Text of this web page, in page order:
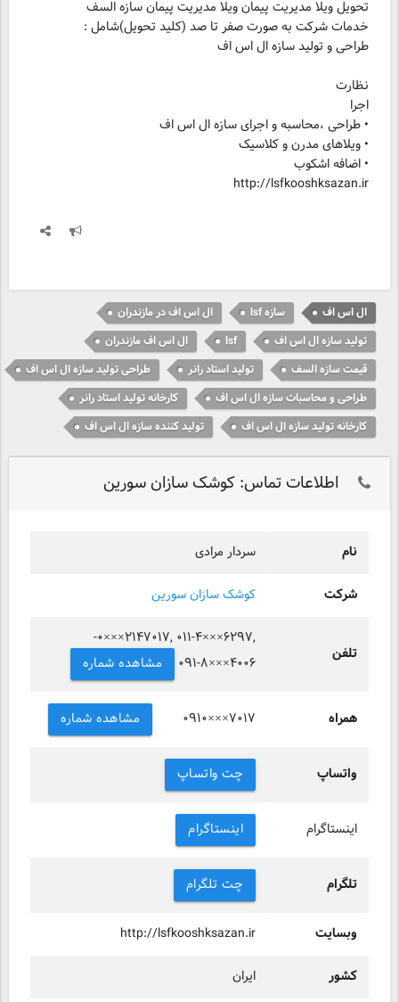
طراحی و تولید سازه ال اس اف
http://lsfkooshksazan.ir
ال اس اف سازه lsf
ال اس اف در مازندران
تولید سازه ال اس اف
lsf
ال اس اف مازندران
قیمت سازه السف
تولید استاد رانر
طراحی تولید سازه ال اس اف
طراحی و محاسبات سازه ال اس اف
کارخانه تولید استاد رانر
کارخانه تولید سازه ال اس اف
تولید کننده سازه ال اس اف
اطلاعات تماس: کوشک سازان سورین
نام سردار مرادی
شرکت کوشک سازان سورین
تلفن
-۰×××۲۱۴۷۰۱۷, ۰۱۱-۴×××۶۲۹۷,
۰۹۱-۸×××۴۰۰۶
مشاهده شماره
همراه ۰۹۱۰×××۷۰۱۷ مشاهده شماره
واتساپ چت واتساپ
اینستاگرام اینستاگرام
تلگرام چت تلگرام
وبسایت http://lsfkooshksazan.ir
کشور ایران